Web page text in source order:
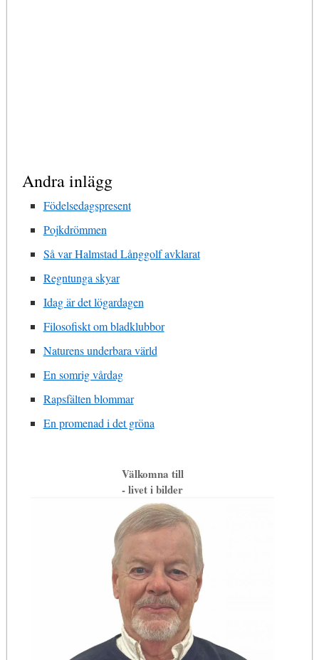
Andra inlägg
Födelsedagspresent
Pojkdrömmen
Så var Halmstad Långgolf avklarat
Regntunga skyar
Idag är det lögardagen
Filosofiskt om bladklubbor
Naturens underbara värld
En somrig vårdag
Rapsfälten blommar
En promenad i det gröna
Välkomna till
- livet i bilder